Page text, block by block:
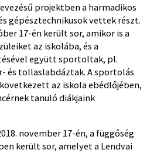
projektben a harmadikos
gépésztechnikusok vettek részt.
17-én került sor, amikor is a
az iskolába, és a
együtt sportoltak, pl.
és tollaslabdáztak. A sportolás
az iskola ebédlőjében,
tanuló diákjaink
november 17-én, a függőség
került sor, amelyet a Lendvai